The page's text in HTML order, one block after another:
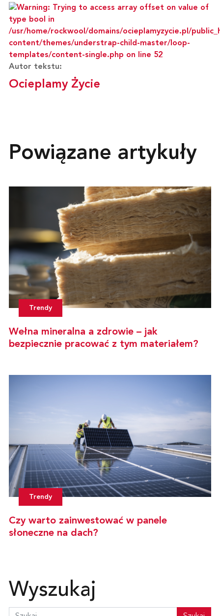
Autor tekstu:
Ocieplamy Życie
Powiązane artykuły
Trendy
Wełna mineralna a zdrowie – jak
bezpiecznie pracować z tym materiałem?
Trendy
Czy warto zainwestować w panele
słoneczne na dach?
Wyszukaj